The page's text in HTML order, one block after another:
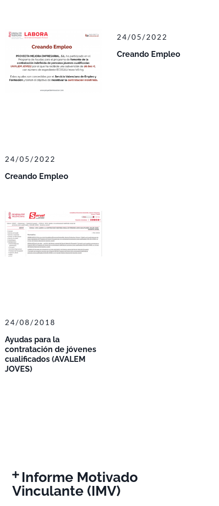
Creando Empleo
24/05/2022
Creando Empleo
24/05/2022
Ayudas para la
contratación de jóvenes
cualificados (AVALEM
JOVES)
24/08/2018
Informe Motivado
Vinculante (IMV)